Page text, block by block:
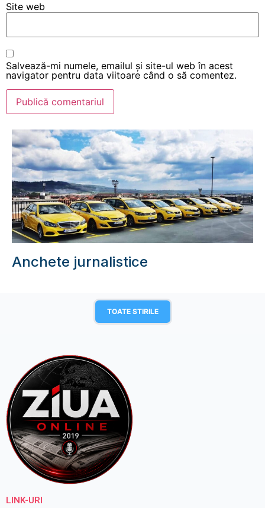
Site web
Salvează-mi numele, emailul și site-ul web în acest
navigator pentru data viitoare când o să comentez.
Anchete jurnalistice
TOATE STIRILE
LINK-URI